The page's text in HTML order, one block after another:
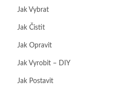
Jak Vybrat
Jak Čistit
Jak Opravit
Jak Vyrobit – DIY
Jak Postavit